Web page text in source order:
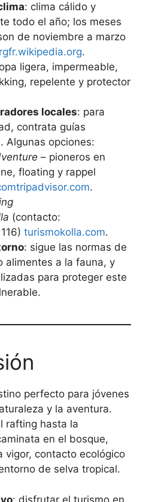
: clima cálido y
todo el año; los meses
de noviembre a marzo
fr.wikipedia.org.
ligera, impermeable,
repelente y protector
locales: para
contrata guías
Algunas opciones:
– pioneros en
floating y rappel
tripadvisor.com.
(contacto:
turismokolla.com.
: sigue las normas de
alimentes a la fauna, y
para proteger este
perfecto para jóvenes
y la aventura.
rafting hasta la
en el bosque,
vigor, contacto ecológico
de selva tropical.
: disfrutar el turismo en